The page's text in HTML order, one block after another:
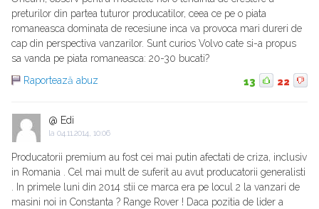
preturilor din partea tuturor producatilor, ceea ce pe o piata
romaneasca dominata de recesiune inca va provoca mari dureri de
cap din perspectiva vanzarilor. Sunt curios Volvo cate si-a propus
sa vanda pe piata romaneasca: 20-30 bucati?
Raportează abuz
13 22
@ Edi
la 04.11.2014, 10:06
Producatorii premium au fost cei mai putin afectati de criza, inclusiv
in Romania . Cel mai mult de suferit au avut producatorii generalisti
. In primele luni din 2014 stii ce marca era pe locul 2 la vanzari de
masini noi in Constanta ? Range Rover ! Daca pozitia de lider a